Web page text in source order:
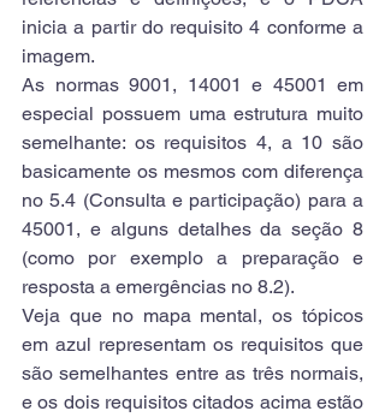
inicia a partir do requisito 4 conforme a
imagem.
As normas 9001, 14001 e 45001 em
especial possuem uma estrutura muito
semelhante: os requisitos 4, a 10 são
basicamente os mesmos com diferença
no 5.4 (Consulta e participação) para a
45001, e alguns detalhes da seção 8
(como por exemplo a preparação e
resposta a emergências no 8.2).
Veja que no mapa mental, os tópicos
em azul representam os requisitos que
são semelhantes entre as três normais,
e os dois requisitos citados acima estão